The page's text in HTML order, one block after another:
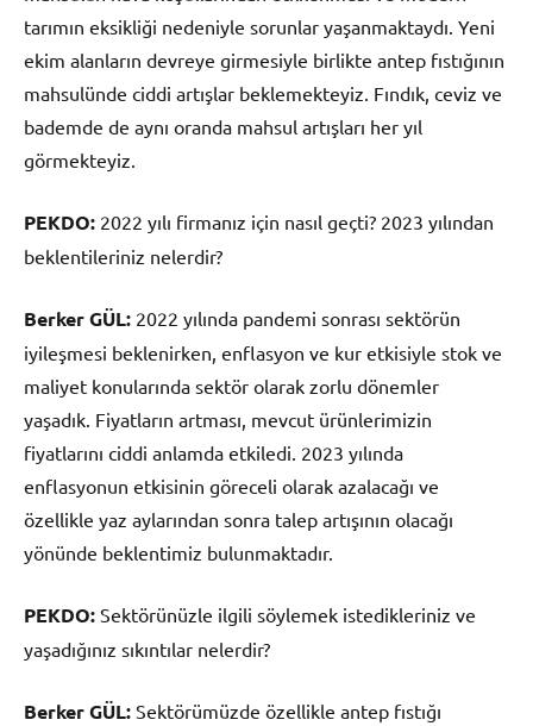
tarımın eksikliği nedeniyle sorunlar yaşanmaktaydı. Yeni
ekim alanların devreye girmesiyle birlikte antep fıstığının
mahsulünde ciddi artışlar beklemekteyiz. Fındık, ceviz ve
bademde de aynı oranda mahsul artışları her yıl
görmekteyiz.
PEKDO: 2022 yılı firmanız için nasıl geçti? 2023 yılından
beklentileriniz nelerdir?
Berker GÜL: 2022 yılında pandemi sonrası sektörün
iyileşmesi beklenirken, enflasyon ve kur etkisiyle stok ve
maliyet konularında sektör olarak zorlu dönemler
yaşadık. Fiyatların artması, mevcut ürünlerimizin
fiyatlarını ciddi anlamda etkiledi. 2023 yılında
enflasyonun etkisinin göreceli olarak azalacağı ve
özellikle yaz aylarından sonra talep artışının olacağı
yönünde beklentimiz bulunmaktadır.
PEKDO: Sektörünüzle ilgili söylemek istedikleriniz ve
yaşadığınız sıkıntılar nelerdir?
Berker GÜL: Sektörümüzde özellikle antep fıstığı